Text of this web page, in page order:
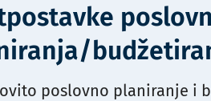
poslovno planiranje i